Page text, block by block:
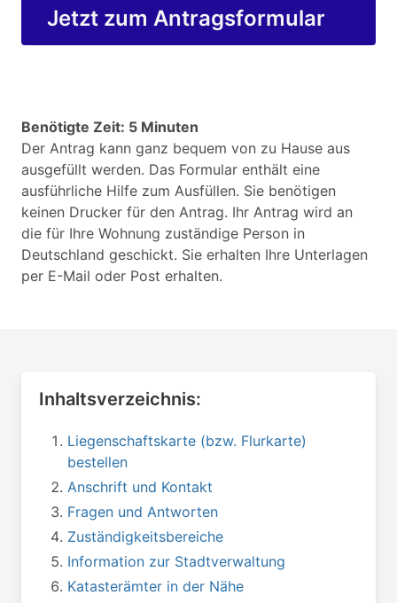
Jetzt zum Antragsformular
Benötigte Zeit: 5 Minuten
Der Antrag kann ganz bequem von zu Hause aus
ausgefüllt werden. Das Formular enthält eine
ausführliche Hilfe zum Ausfüllen. Sie benötigen
keinen Drucker für den Antrag. Ihr Antrag wird an
die für Ihre Wohnung zuständige Person in
Deutschland geschickt. Sie erhalten Ihre Unterlagen
per E-Mail oder Post erhalten.
Inhaltsverzeichnis:
Liegenschaftskarte (bzw. Flurkarte)
bestellen
Anschrift und Kontakt
Fragen und Antworten
Zuständigkeitsbereiche
Information zur Stadtverwaltung
Katasterämter in der Nähe